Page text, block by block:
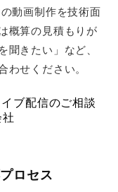
動画制作を技術面
概算の見積もりが
聞きたい」など、
わせください。
ロセス